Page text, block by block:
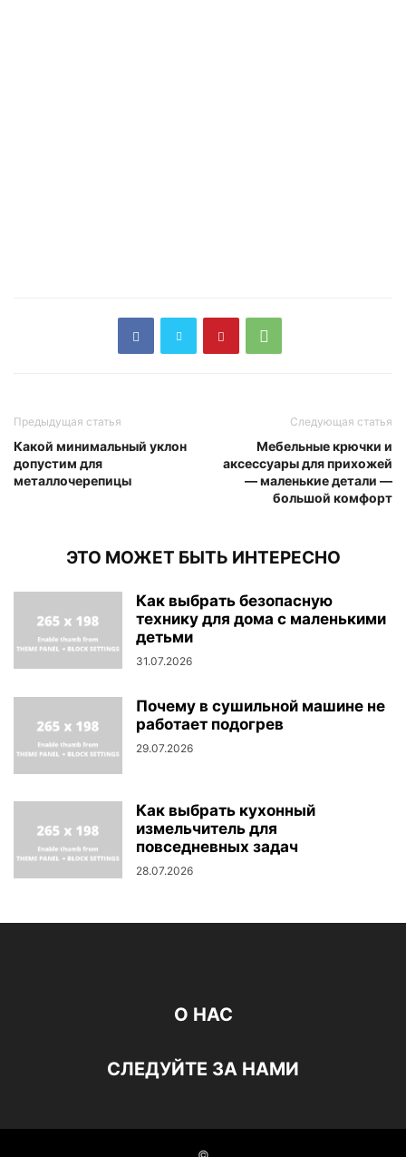
Предыдущая статья
Какой минимальный уклон
допустим для
металлочерепицы
Следующая статья
Мебельные крючки и
аксессуары для прихожей
— маленькие детали —
большой комфорт
ЭТО МОЖЕТ БЫТЬ ИНТЕРЕСНО
Как выбрать безопасную
технику для дома с маленькими
детьми
31.07.2026
Почему в сушильной машине не
работает подогрев
29.07.2026
Как выбрать кухонный
измельчитель для
повседневных задач
28.07.2026
О НАС
СЛЕДУЙТЕ ЗА НАМИ